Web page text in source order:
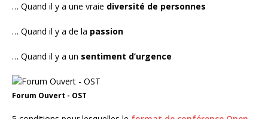
… Quand il y a une vraie diversité de personnes
… Quand il y a de la passion
… Quand il y a un sentiment d’urgence
Forum Ouvert - OST